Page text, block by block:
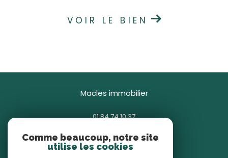
VOIR LE BIEN
macles immobilier
01 84 74 10 37
85 avenue Général Gallieni
93380 pierrefitte-sur-seine
Comme beaucoup, notre site
utilise les cookies